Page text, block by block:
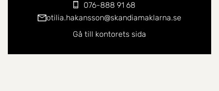
076-888 91 68
otilia.hakansson@skandiamaklarna.se
Gå till kontorets sida